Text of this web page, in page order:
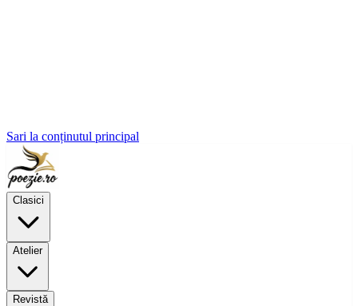
Sari la conținutul principal
Clasici
Atelier
Revistă